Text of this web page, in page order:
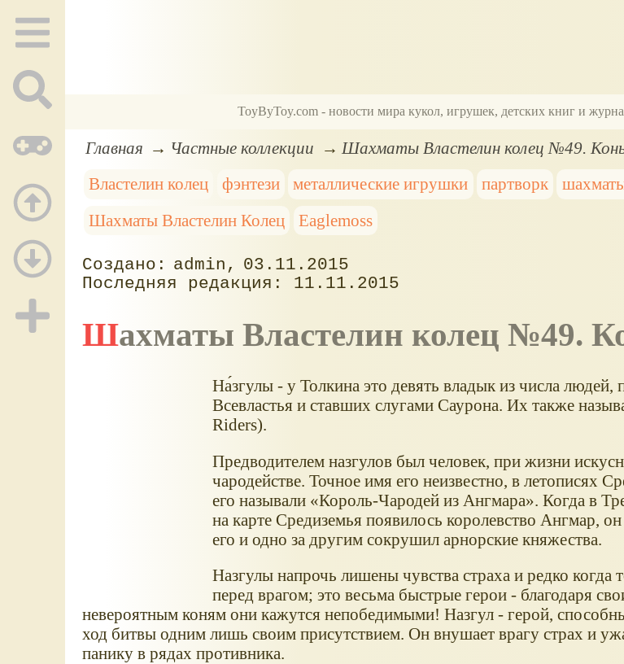
ToyByToy.com - новости мира кукол, игрушек, детских книг и
Главная Частные коллекции
Шахматы Властелин колец №49. Конь
Властелин колец
фэнтези металлические игрушки партворк
Шахматы Властелин Колец
Eaglemoss
admin
03.11.2015
11.11.2015
Шахматы Властелин колец №49.
На́згулы - у Толкина это девять владык из числа
Всевластья и ставших слугами Саурона. Их также
Riders).
Предводителем назгулов был человек, при жизни
чародействе. Точное имя его неизвестно, в летописях
его называли «Король-Чародей из Ангмара». Когда в
на карте Средиземья появилось королевство Ангмар, он
его и одно за другим сокрушил арнорские княжества.
Назгулы напрочь лишены чувства страха и редко когда
перед врагом; это весьма быстрые герои - благодаря
невероятным коням они кажутся непобедимыми! Назгул - герой,
ход битвы одним лишь своим присутствием. Он внушает врагу страх и
панику в рядах противника.